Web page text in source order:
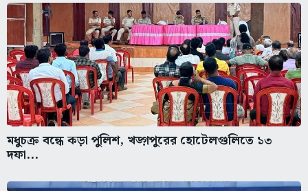
মধুচক্র বন্ধে কড়া পুলিশ, খড়্গপুরের হোটেলগুলিতে ১৩
দফা...